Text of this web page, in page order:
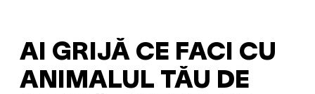
AI GRIJĂ CE FACI CU
ANIMALUL TĂU DE